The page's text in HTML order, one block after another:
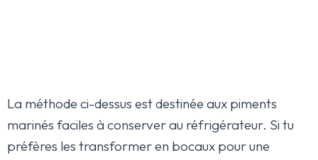
La méthode ci-dessus est destinée aux piments
marinés faciles à conserver au réfrigérateur. Si tu
préfères les transformer en bocaux pour une